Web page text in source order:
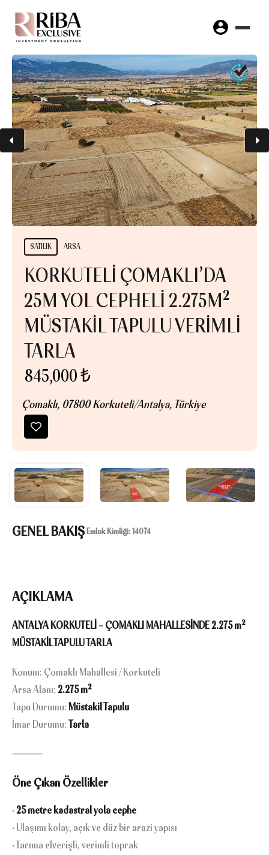
SATILIK ARSA
KORKUTELI ÇOMAKLI’DA
25M YOL CEPHELI 2.275M²
MÜSTAKIL TAPULU VERIMLI
TARLA
845,000 ₺
Çomaklı, 07800 Korkuteli/Antalya, Türkiye
GENEL BAKIŞ Emlak Kimliği: 14074
AÇIKLAMA
ANTALYA KORKUTELİ – ÇOMAKLI MAHALLESİNDE 2.275 m²
MÜSTAKİL TAPULU TARLA
Konum: Çomaklı Mahallesi / Korkuteli
Arsa Alanı: 2.275 m²
Tapu Durumu: Müstakil Tapulu
İmar Durumu: Tarla
⸻
Öne Çıkan Özellikler
• 25 metre kadastral yola cephe
• Ulaşımı kolay, açık ve düz bir arazi yapısı
• Tarıma elverişli, verimli toprak